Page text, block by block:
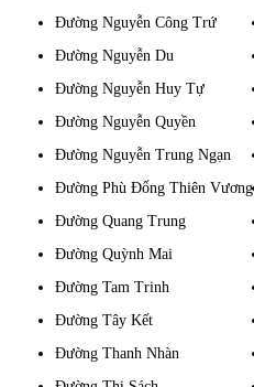
Đường Nguyễn Công Trứ
Đường Nguyễn Du
Đường Nguyễn Huy Tự
Đường Nguyễn Quyền
Đường Nguyễn Trung Ngạn
Đường Phù Đổng Thiên Vương
Đường Quang Trung
Đường Quỳnh Mai
Đường Tam Trinh
Đường Tây Kết
Đường Thanh Nhàn